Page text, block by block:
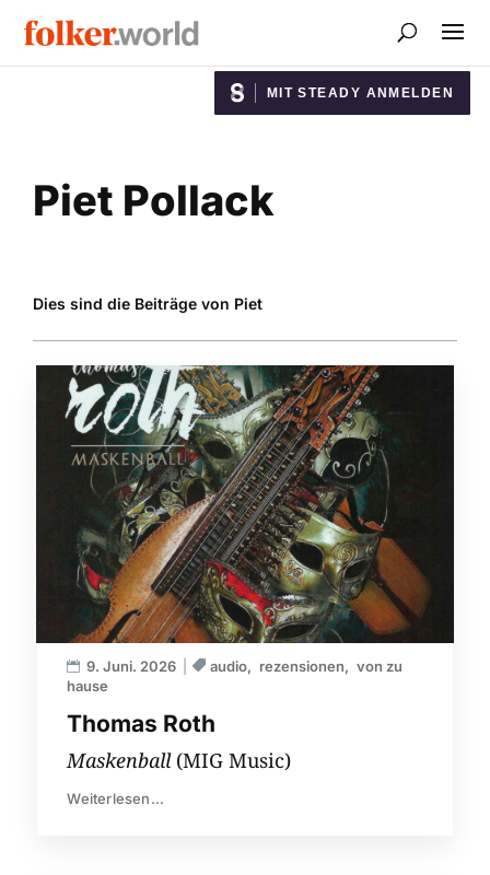
MIT STEADY ANMELDEN
Piet Pollack
Dies sind die Beiträge von Piet
Thomas Roth
9. Juni. 2026 audio rezensionen
von zu
hause
Maskenball(MIG Music)
Weiterlesen...